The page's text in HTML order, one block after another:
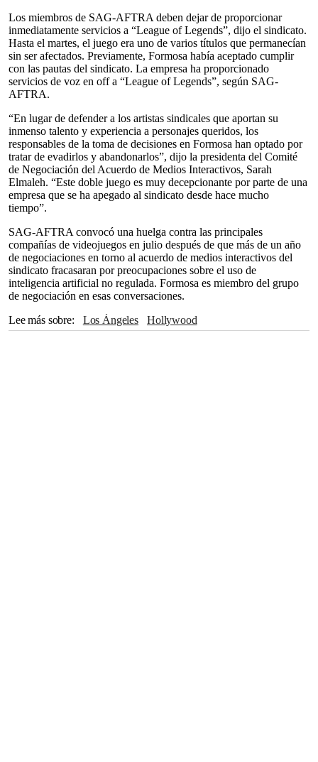
Los miembros de SAG-AFTRA deben dejar de proporcionar
inmediatamente servicios a “League of Legends”, dijo el sindicato.
Hasta el martes, el juego era uno de varios títulos que permanecían
sin ser afectados. Previamente, Formosa había aceptado cumplir
con las pautas del sindicato. La empresa ha proporcionado
servicios de voz en off a “League of Legends”, según SAG-
AFTRA.
“En lugar de defender a los artistas sindicales que aportan su
inmenso talento y experiencia a personajes queridos, los
responsables de la toma de decisiones en Formosa han optado por
tratar de evadirlos y abandonarlos”, dijo la presidenta del Comité
de Negociación del Acuerdo de Medios Interactivos, Sarah
Elmaleh. “Este doble juego es muy decepcionante por parte de una
empresa que se ha apegado al sindicato desde hace mucho
tiempo”.
SAG-AFTRA convocó una huelga contra las principales
compañías de videojuegos en julio después de que más de un año
de negociaciones en torno al acuerdo de medios interactivos del
sindicato fracasaran por preocupaciones sobre el uso de
inteligencia artificial no regulada. Formosa es miembro del grupo
de negociación en esas conversaciones.
Lee más sobre
Los Ángeles Hollywood